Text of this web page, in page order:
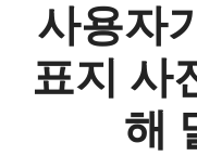
사용자
표지 사
해